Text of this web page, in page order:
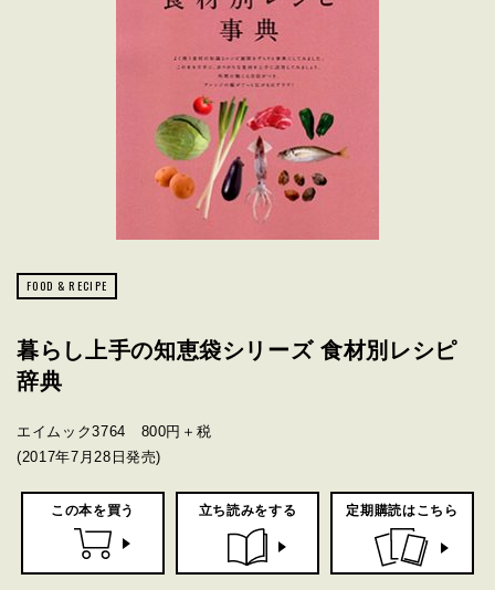
FOOD & RECIPE
暮らし上手の知恵袋シリーズ 食材別レシピ
辞典
エイムック3764 800円＋税
(2017年7月28日発売)
この本を買う 立ち読みをする 定期購読はこちら